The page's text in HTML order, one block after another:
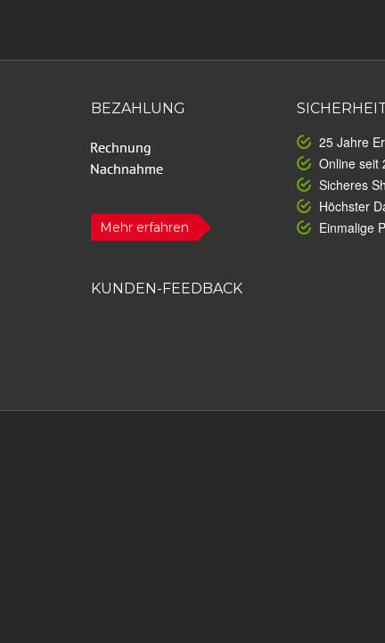
BEZAHLUNG
Mehr erfahren
25 Jahre
Online seit
Sicheres
Höchster
Einmalige
KUNDEN-FEEDBACK